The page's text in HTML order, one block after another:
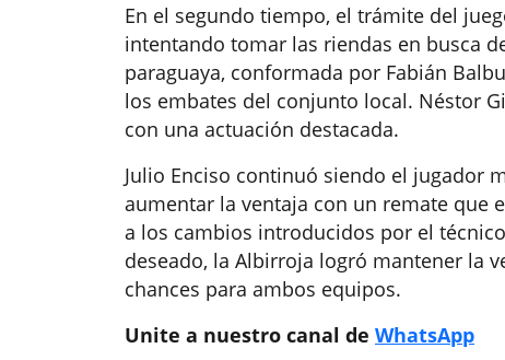
En el segundo tiempo, el trámite del
intentando tomar las riendas en busca
paraguaya, conformada por Fabián
los embates del conjunto local. Néstor
con una actuación destacada.
Julio Enciso continuó siendo el jugador
aumentar la ventaja con un remate que
a los cambios introducidos por el
deseado, la Albirroja logró mantener la
chances para ambos equipos.
Unite a nuestro canal de WhatsApp